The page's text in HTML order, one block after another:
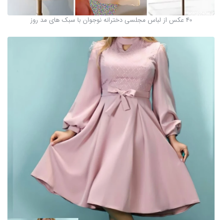
40 عکس از لباس مجلسی دخترانه نوجوان با سبک های مد روز